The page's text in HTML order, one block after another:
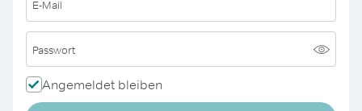
E-Mail
Passwort
Angemeldet bleiben